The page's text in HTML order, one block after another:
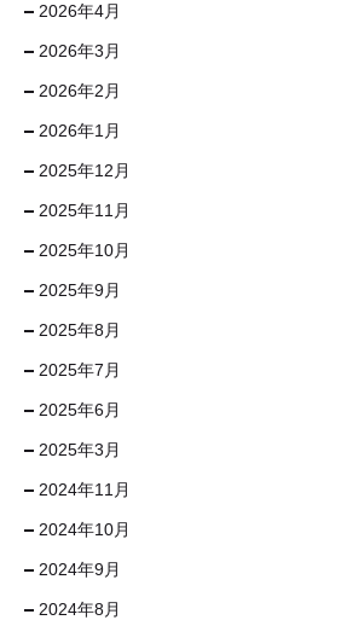
2026年4月
2026年3月
2026年2月
2026年1月
2025年12月
2025年11月
2025年10月
2025年9月
2025年8月
2025年7月
2025年6月
2025年3月
2024年11月
2024年10月
2024年9月
2024年8月